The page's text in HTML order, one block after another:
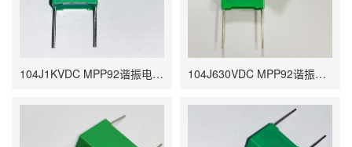
104J1KVDC MPP92谐振电容 0.1UF P15 17*9.5*16.5 P22.5 24.5*7*16.5 104J630VDC MPP92谐振电容 0.1UF P15 17*6*14